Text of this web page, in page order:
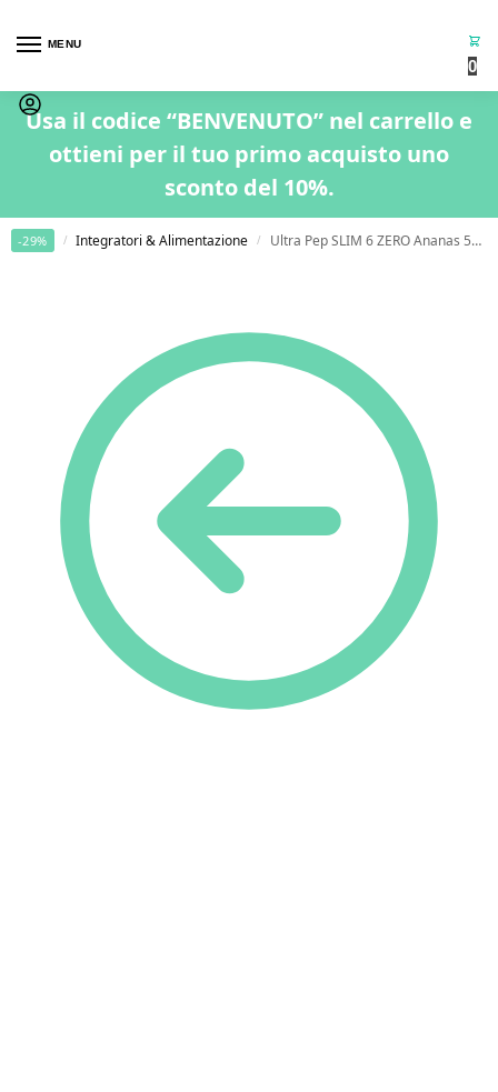
MENU
0
Usa il codice “BENVENUTO” nel carrello e
ottieni per il tuo primo acquisto uno
sconto del 10%.
Home / Integratori & Alimentazione / Ultra Pep SLIM 6 ZERO Ananas 500ml
-29%